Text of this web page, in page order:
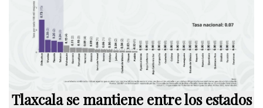
Tlaxcala se mantiene entre los estados